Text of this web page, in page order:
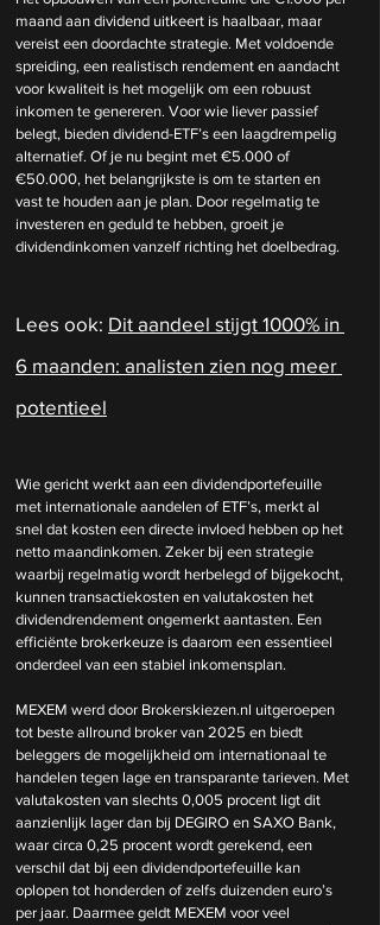
maand aan dividend uitkeert is haalbaar, maar
vereist een doordachte strategie. Met voldoende
spreiding, een realistisch rendement en aandacht
voor kwaliteit is het mogelijk om een robuust
inkomen te genereren. Voor wie liever passief
belegt, bieden dividend-ETF’s een laagdrempelig
alternatief. Of je nu begint met €5.000 of
€50.000, het belangrijkste is om te starten en
vast te houden aan je plan. Door regelmatig te
investeren en geduld te hebben, groeit je
dividendinkomen vanzelf richting het doelbedrag.
Lees ook: Dit aandeel stijgt 1000% in
6 maanden: analisten zien nog meer
potentieel
Wie gericht werkt aan een dividendportefeuille
met internationale aandelen of ETF’s, merkt al
snel dat kosten een directe invloed hebben op het
netto maandinkomen. Zeker bij een strategie
waarbij regelmatig wordt herbelegd of bijgekocht,
kunnen transactiekosten en valutakosten het
dividendrendement ongemerkt aantasten. Een
efficiënte brokerkeuze is daarom een essentieel
onderdeel van een stabiel inkomensplan.
MEXEM werd door Brokerskiezen.nl uitgeroepen
tot beste allround broker van 2025 en biedt
beleggers de mogelijkheid om internationaal te
handelen tegen lage en transparante tarieven. Met
valutakosten van slechts 0,005 procent ligt dit
aanzienlijk lager dan bij DEGIRO en SAXO Bank,
waar circa 0,25 procent wordt gerekend, een
verschil dat bij een dividendportefeuille kan
oplopen tot honderden of zelfs duizenden euro’s
per jaar. Daarmee geldt MEXEM voor veel